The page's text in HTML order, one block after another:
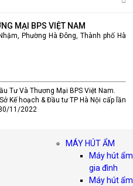
MẠI BPS VIỆT NAM
Phường Hà Đông, Thành phố Hà
Tư Và Thương Mại BPS Việt Nam.
Kế hoạch & Đầu tư TP Hà Nội cấp lần
11/2022
MÁY HÚT ẨM
Máy hút ẩm
gia đình
Máy hút ẩm